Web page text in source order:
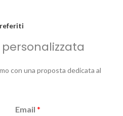
con una proposta dedicata al
Email *